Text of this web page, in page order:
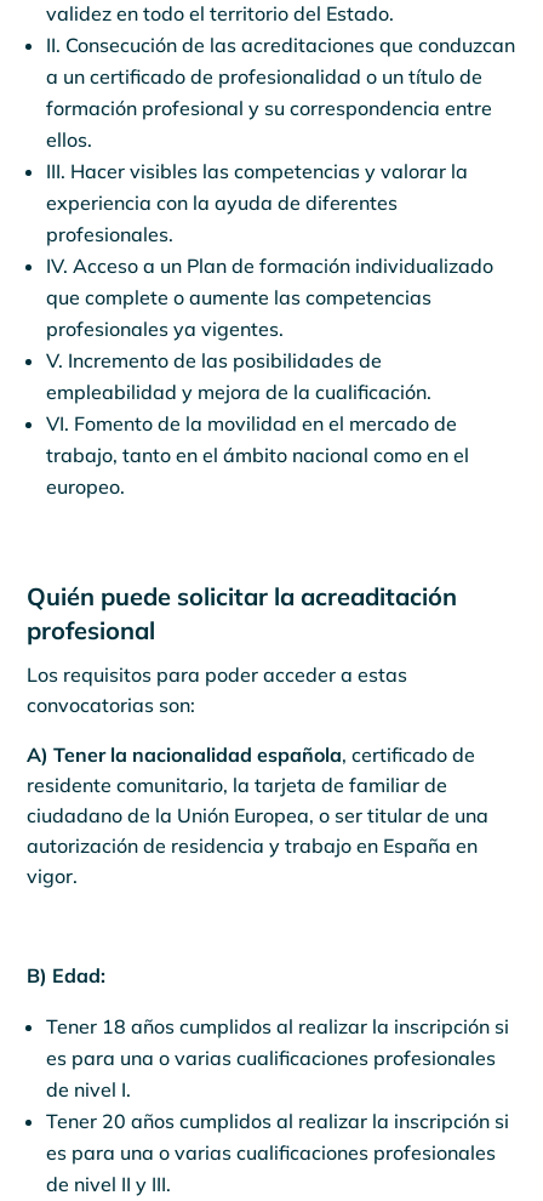
validez en todo el territorio del Estado.
II. Consecución de las acreditaciones que conduzcan
a un certificado de profesionalidad o un título de
formación profesional y su correspondencia entre
ellos.
III. Hacer visibles las competencias y valorar la
experiencia con la ayuda de diferentes
profesionales.
IV. Acceso a un Plan de formación individualizado
que complete o aumente las competencias
profesionales ya vigentes.
V. Incremento de las posibilidades de
empleabilidad y mejora de la cualificación.
VI. Fomento de la movilidad en el mercado de
trabajo, tanto en el ámbito nacional como en el
europeo.
Quién puede solicitar la acreaditación
profesional
Los requisitos para poder acceder a estas
convocatorias son:
A) Tener la nacionalidad española, certificado de
residente comunitario, la tarjeta de familiar de
ciudadano de la Unión Europea, o ser titular de una
autorización de residencia y trabajo en España en
vigor.
B) Edad:
Tener 18 años cumplidos al realizar la inscripción si
es para una o varias cualificaciones profesionales
de nivel I.
Tener 20 años cumplidos al realizar la inscripción si
es para una o varias cualificaciones profesionales
de nivel II y III.